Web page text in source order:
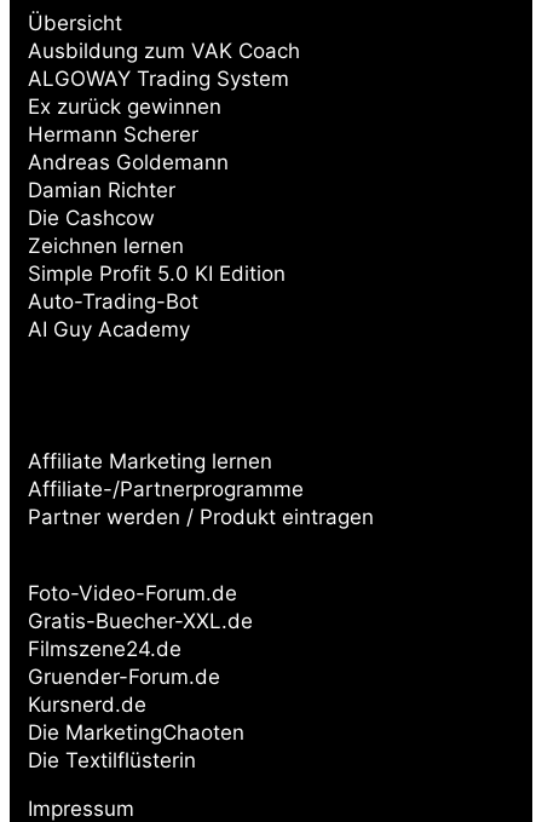
Übersicht
Ausbildung zum VAK Coach
ALGOWAY Trading System
Ex zurück gewinnen
Hermann Scherer
Andreas Goldemann
Damian Richter
Die Cashcow
Zeichnen lernen
Simple Profit 5.0 KI Edition
Auto-Trading-Bot
AI Guy Academy
Affiliate Marketing lernen
Affiliate-/Partnerprogramme
Partner werden / Produkt eintragen
Foto-Video-Forum.de
Gratis-Buecher-XXL.de
Filmszene24.de
Gruender-Forum.de
Kursnerd.de
Die MarketingChaoten
Die Textilflüsterin
Impressum